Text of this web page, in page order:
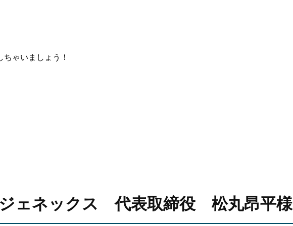
ゃいましょう！
ェネックス 代表取締役 松丸昂平様